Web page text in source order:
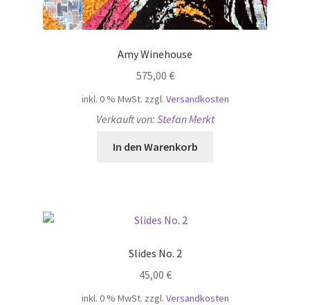
Amy Winehouse
575,00 €
inkl. 0 % MwSt. zzgl. Versandkosten
Verkauft von: Stefan Merkt
In den Warenkorb
Slides No. 2
45,00 €
inkl. 0 % MwSt. zzgl. Versandkosten